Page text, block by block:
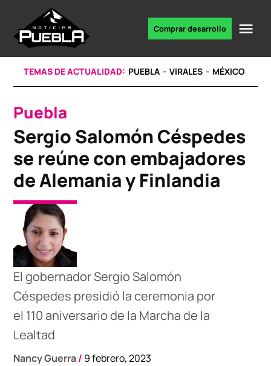
content
noticias
Comprar desarrollo
TEMAS DE ACTUALIDAD: PUEBLA VIRALES MÉXICO
POSTED
IN
Puebla
Sergio Salomón Céspedes
se reúne con embajadores
de Alemania y Finlandia
El gobernador Sergio Salomón
Céspedes presidió la ceremonia por
el 110 aniversario de la Marcha de la
Lealtad
Nancy Guerra/ 9 febrero, 2023